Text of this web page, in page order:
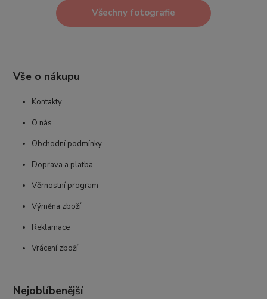
Všechny fotografie
Vše o nákupu
Kontakty
O nás
Obchodní podmínky
Doprava a platba
Věrnostní program
Výměna zboží
Reklamace
Vrácení zboží
Nejoblíbenější